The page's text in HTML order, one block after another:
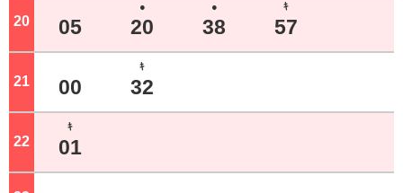
20 05
●
20
●
38
ｷ
57
21 00
ｷ
32
22
ｷ
01